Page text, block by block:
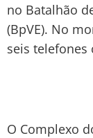
no Batalhão
(BpVE). No
seis telefones
O Complexo